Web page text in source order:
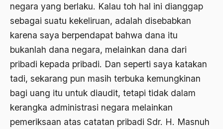
negara yang berlaku. Kalau toh hal ini dianggap
sebagai suatu kekeliruan, adalah disebabkan
karena saya berpendapat bahwa dana itu
bukanlah dana negara, melainkan dana dari
pribadi kepada pribadi. Dan seperti saya katakan
tadi, sekarang pun masih terbuka kemungkinan
bagi uang itu untuk diaudit, tetapi tidak dalam
kerangka administrasi negara melainkan
pemeriksaan atas catatan pribadi Sdr. H. Masnuh
bali
Bangladesh
bangsa
bangsa arab
Bangsa Berdaulat
Bangsa dan Negara